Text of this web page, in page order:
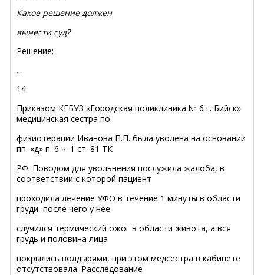
Какое решение должен
вынести суд?
Решение:
...
14.
Приказом КГБУЗ «Городская поликлиника № 6 г. Бийск»
медицинская сестра по
физиотерапии Иванова П.П. была уволена на основании
пп. «д» п. 6 ч. 1 ст. 81 ТК
РФ. Поводом для увольнения послужила жалоба, в
соответствии с которой пациент
проходила лечение УФО в течение 1 минуты в области
груди, после чего у нее
случился термический ожог в области живота, а вся
грудь и половина лица
покрылись волдырями, при этом медсестра в кабинете
отсутствовала. Расследование